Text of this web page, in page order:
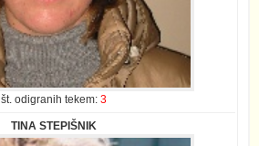
št. odigranih tekem: 3
TINA STEPIŠNIK